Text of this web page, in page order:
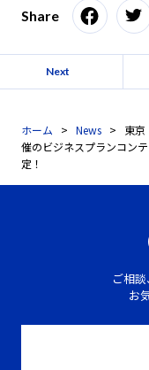
Share
Next
ホーム News
東京
催のビジネスプランコン
定！
ご相
お